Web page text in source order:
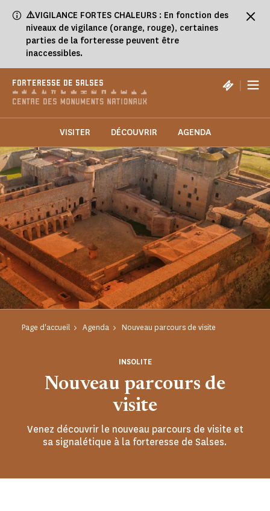
⚠️VIGILANCE FORTES CHALEURS : En fonction des
niveaux de vigilance (orange, rouge), certaines
parties de la forteresse peuvent être
inaccessibles.
FORTERESSE DE SALSES |
VISITER DÉCOUVRIR AGENDA
Page d'accueil Agenda Nouveau parcours de visite
Nouveau parcours de
visite
INSOLITE
Venez découvrir le nouveau parcours de visite et
sa signalétique à la forteresse de Salses.